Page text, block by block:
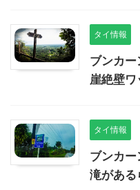
タイ情報
ブンカ
崖絶壁
タイ情報
ブンカ
滝がある